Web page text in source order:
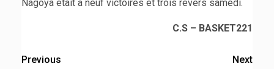
Nagoya était à neuf victoires et trois revers samedi.
C.S – BASKET221
Previous
Next